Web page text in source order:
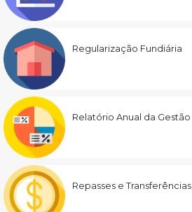
Regularização Fundiária
Relatório Anual da Gestão
Repasses e Transferências